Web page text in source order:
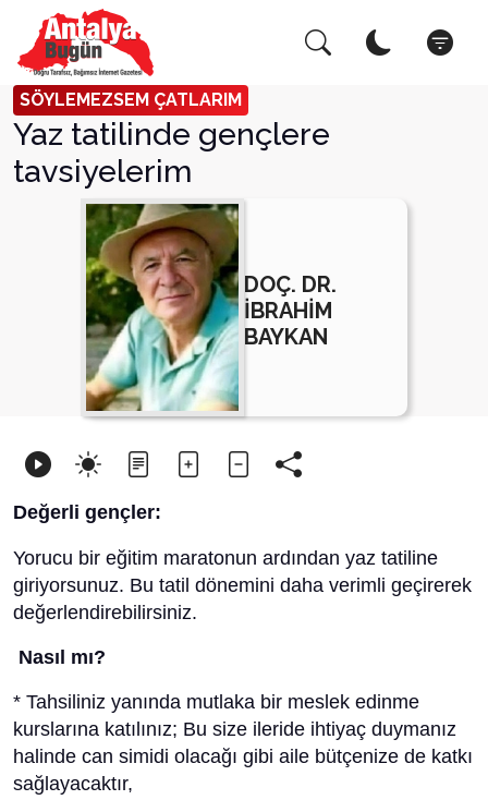
SÖYLEMEZSEM ÇATLARIM
Yaz tatilinde gençlere
tavsiyelerim
DOÇ. DR.
İBRAHİM
BAYKAN
Değerli gençler:
Yorucu bir eğitim maratonun ardından yaz tatiline
giriyorsunuz. Bu tatil dönemini daha verimli geçirerek
değerlendirebilirsiniz.
Nasıl mı?
* Tahsiliniz yanında mutlaka bir meslek edinme
kurslarına katılınız; Bu size ileride ihtiyaç duymanız
halinde can simidi olacağı gibi aile bütçenize de katkı
sağlayacaktır,
Arama Yap! Kapat